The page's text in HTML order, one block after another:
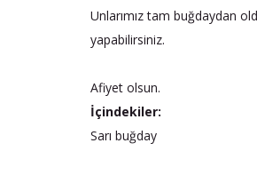
Unlarımız tam buğdaydan
yapabilirsiniz.
Afiyet olsun.
İçindekiler:
Sarı buğday